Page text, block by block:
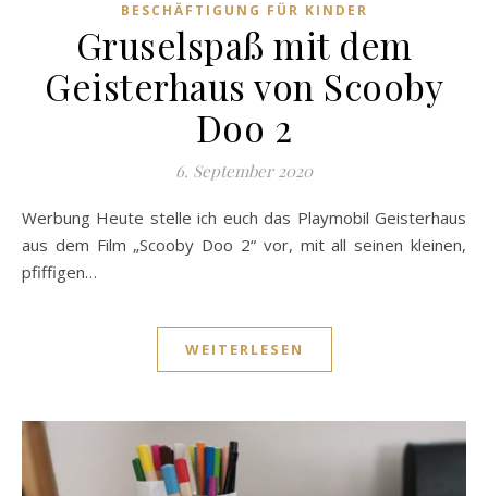
BESCHÄFTIGUNG FÜR KINDER
Gruselspaß mit dem
Geisterhaus von Scooby
Doo 2
6. September 2020
Werbung Heute stelle ich euch das Playmobil Geisterhaus
aus dem Film „Scooby Doo 2“ vor, mit all seinen kleinen,
pfiffigen…
WEITERLESEN